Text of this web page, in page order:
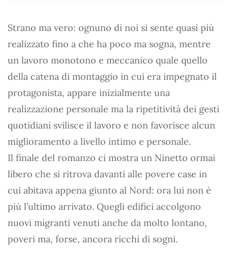
Strano ma vero: ognuno di noi si sente quasi più
realizzato fino a che ha poco ma sogna, mentre
un lavoro monotono e meccanico quale quello
della catena di montaggio in cui era impegnato il
protagonista, appare inizialmente una
realizzazione personale ma la ripetitività dei gesti
quotidiani svilisce il lavoro e non favorisce alcun
miglioramento a livello intimo e personale.
Il finale del romanzo ci mostra un Ninetto ormai
libero che si ritrova davanti alle povere case in
cui abitava appena giunto al Nord: ora lui non è
più l’ultimo arrivato. Quegli edifici accolgono
nuovi migranti venuti anche da molto lontano,
poveri ma, forse, ancora ricchi di sogni.